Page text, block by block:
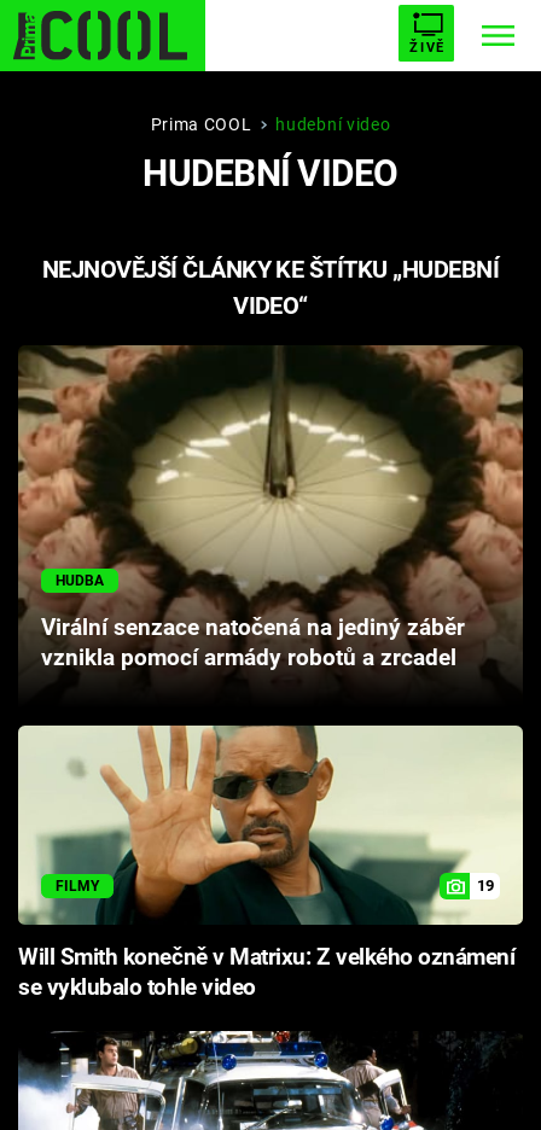
ŽIVĚ
STARHOUSE BUFFY, PŘEMOŽITELKA UPÍRŮ
PLNEJ KOTEL AVENGERS 5
Filmy
Seriály
Hry
Cool Esport
Pořady
TV Program
Sledujte prima+
Přihlášení
Sledujte nás
Prima COOL hudební video
HUDEBNÍ VIDEO
NEJNOVĚJŠÍ ČLÁNKY KE ŠTÍTKU „HUDEBNÍ
VIDEO“
HUDBA
Virální senzace natočená na jediný záběr
vznikla pomocí armády robotů a zrcadel
FILMY 19
Will Smith konečně v Matrixu: Z velkého oznámení
se vyklubalo tohle video